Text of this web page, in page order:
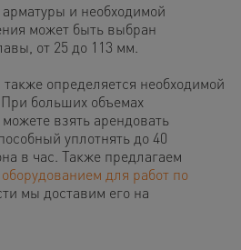
и необходимой
может быть выбран
от 25 до 113 мм.
определяется необходимой
При больших объемах
взять арендовать
уплотнять до 40
в час. Также предлагаем
оборудованием для работ по
мы доставим его на